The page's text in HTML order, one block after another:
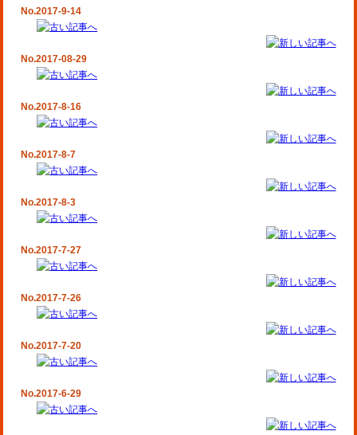
No.2017-9-14
No.2017-08-29
No.2017-8-16
No.2017-8-7
No.2017-8-3
No.2017-7-27
No.2017-7-26
No.2017-7-20
No.2017-6-29